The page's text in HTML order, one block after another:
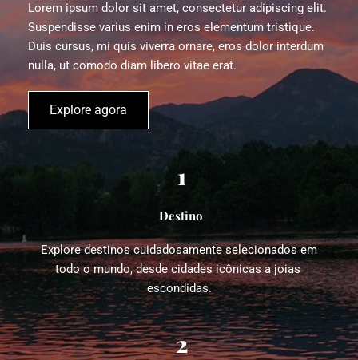
Lorem ipsum dolor sit amet, consectetur adipiscing elit.
Suspendisse varius enim in eros elementum tristique.
Duis cursus, mi quis viverra ornare, eros dolor interdum
nulla, ut comodo diam libero vitae erat.
Explore agora
1
Destino
Explore destinos cuidadosamente selecionados em
todo o mundo, desde cidades icônicas a joias
escondidas.
2